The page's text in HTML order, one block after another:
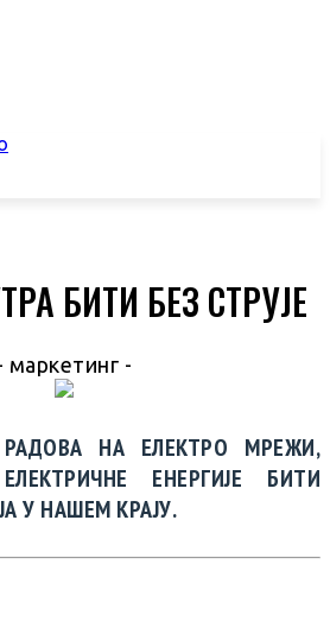
БИТИ БЕЗ СТРУЈЕ
маркетинг -
НА ЕЛЕКТРО МРЕЖИ,
ЕНЕРГИЈЕ БИТИ
У НАШЕМ КРАЈУ.